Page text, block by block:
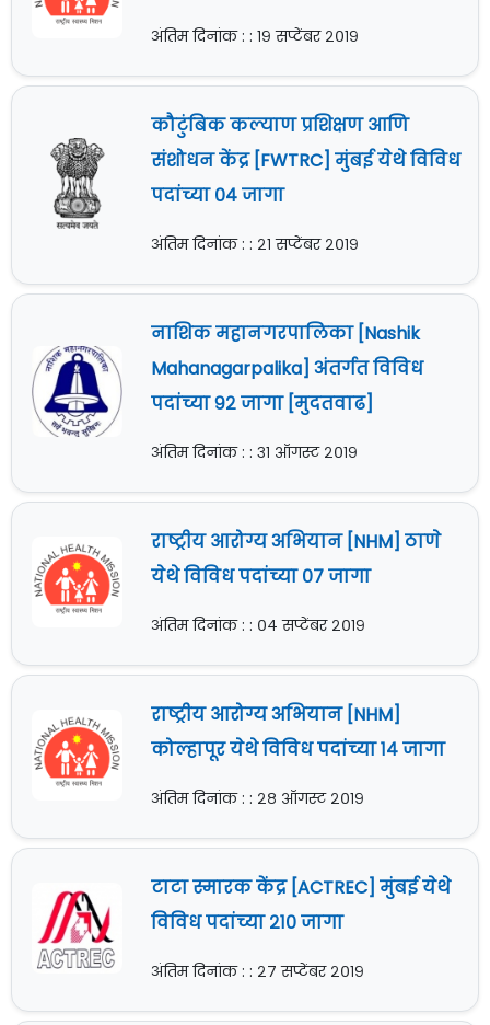
अंतिम दिनांक : : १९ सप्टेंबर २०१९
कौटुंबिक कल्याण प्रशिक्षण आणि
संशोधन केंद्र [FWTRC] मुंबई येथे विविध
पदांच्या ०४ जागा
अंतिम दिनांक : : २१ सप्टेंबर २०१९
नाशिक महानगरपालिका [Nashik
Mahanagarpalika] अंतर्गत विविध
पदांच्या ९२ जागा [मुदतवाढ]
अंतिम दिनांक : : ३१ ऑगस्ट २०१९
राष्ट्रीय आरोग्य अभियान [NHM] ठाणे
येथे विविध पदांच्या ०७ जागा
अंतिम दिनांक : : ०४ सप्टेंबर २०१९
राष्ट्रीय आरोग्य अभियान [NHM]
कोल्हापूर येथे विविध पदांच्या १४ जागा
अंतिम दिनांक : : २८ ऑगस्ट २०१९
टाटा स्मारक केंद्र [ACTREC] मुंबई येथे
विविध पदांच्या २१० जागा
अंतिम दिनांक : : २७ सप्टेंबर २०१९